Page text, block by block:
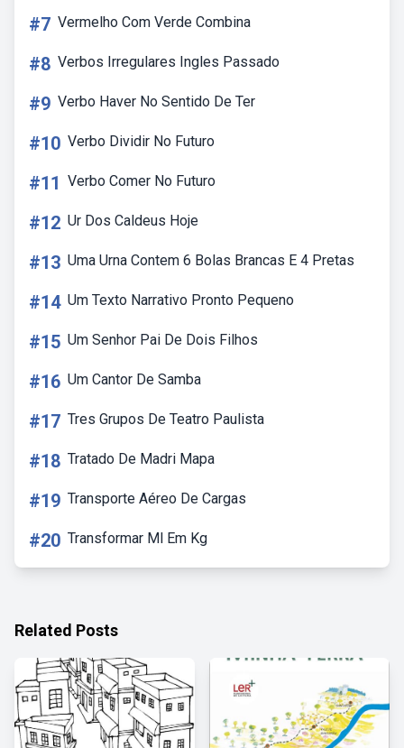
#7 Vermelho Com Verde Combina
#8 Verbos Irregulares Ingles Passado
#9 Verbo Haver No Sentido De Ter
#10 Verbo Dividir No Futuro
#11 Verbo Comer No Futuro
#12 Ur Dos Caldeus Hoje
#13 Uma Urna Contem 6 Bolas Brancas E 4 Pretas
#14 Um Texto Narrativo Pronto Pequeno
#15 Um Senhor Pai De Dois Filhos
#16 Um Cantor De Samba
#17 Tres Grupos De Teatro Paulista
#18 Tratado De Madri Mapa
#19 Transporte Aéreo De Cargas
#20 Transformar Ml Em Kg
Related Posts